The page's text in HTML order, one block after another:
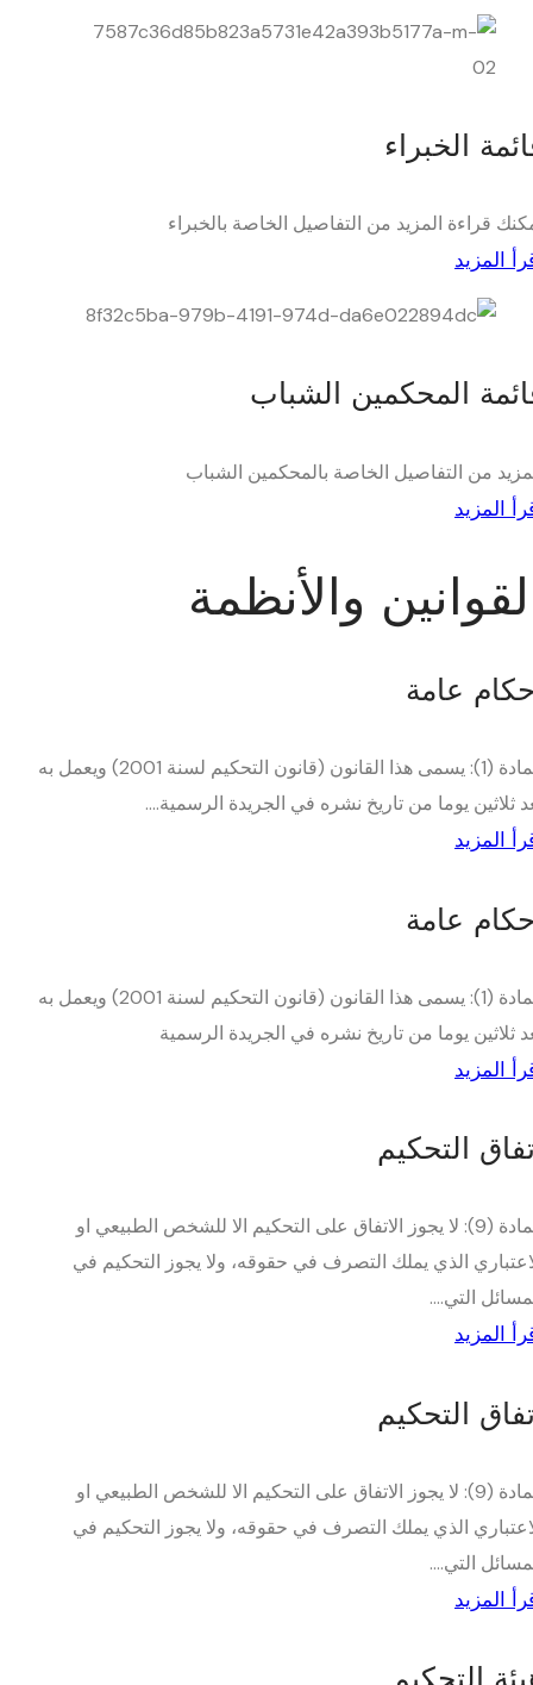
الخبراء
قراءة المزيد من التفاصيل الخاصة بالخبراء
المزيد
المحكمين الشباب
من التفاصيل الخاصة بالمحكمين الشباب
المزيد
والأنظمة
عامة
المادة (1): يسمى هذا القانون (قانون التحكيم لسنة 2001) ويعمل به
ثلاثين يوما من تاريخ نشره في الجريدة الرسمية....
المزيد
عامة
المادة (1): يسمى هذا القانون (قانون التحكيم لسنة 2001) ويعمل به
ثلاثين يوما من تاريخ نشره في الجريدة الرسمية
المزيد
التحكيم
المادة (9): لا يجوز الاتفاق على التحكيم الا للشخص الطبيعي او
الذي يملك التصرف في حقوقه، ولا يجوز التحكيم في
التي....
المزيد
التحكيم
المادة (9): لا يجوز الاتفاق على التحكيم الا للشخص الطبيعي او
الذي يملك التصرف في حقوقه، ولا يجوز التحكيم في
التي....
المزيد